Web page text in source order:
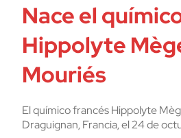
Nace el
Hippolyte
Mouriés
El químico francés Hippolyte
Draguignan, Francia, el 24 de